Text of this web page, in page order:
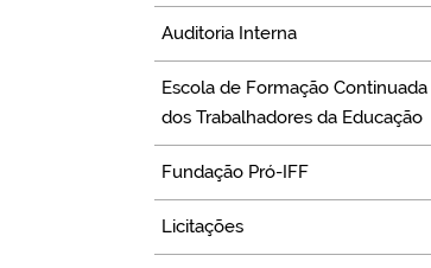
Auditoria Interna
Escola de Formação Continuada
dos Trabalhadores da Educação
Fundação Pró-IFF
Licitações